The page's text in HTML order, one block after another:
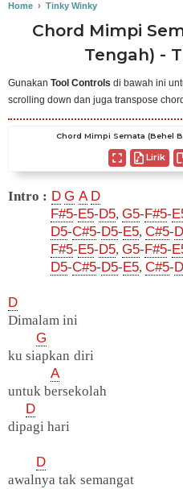
Home › Tinky Winky
Chord Mimpi
Tengah) -
Gunakan Tool Controls di bawah ini
scrolling down dan juga transpose
Chord Mimpi Semata (Behel
Lirik
Intro : D G A D
F#5-E5-D5,G5-F#5-
D5-C#5-D5-E5,C#5-
F#5-E5-D5,G5-F#5-
D5-C#5-D5-E5,C#5-
D
Dimalam ini
G
ku siapkan diri
A
untuk bersekolah
D
dipagi hari
D
awalnya tak semangat